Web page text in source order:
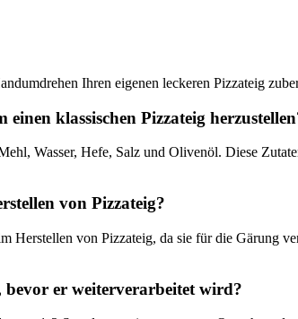
Ihren eigenen leckeren Pizzateig
klassischen Pizzateig
Wasser, Hefe, Salz und Olivenöl. Diese
von Pizzateig?
Herstellen von Pizzateig, da sie für die Gärung
bevor er weiterverarbeitet wird?